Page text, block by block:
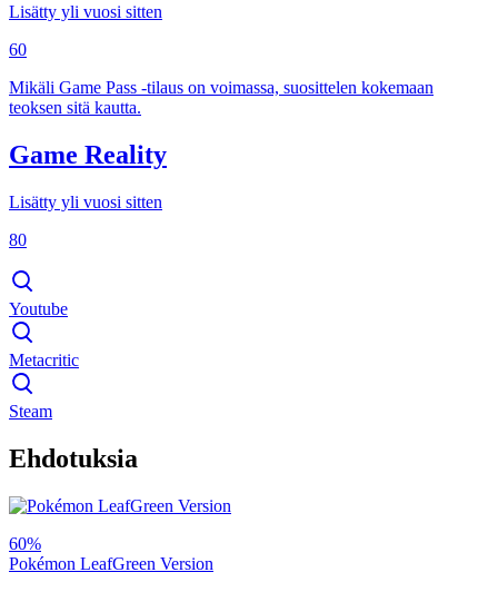
Lisätty yli vuosi sitten
60
Mikäli Game Pass -tilaus on voimassa, suosittelen kokemaan
teoksen sitä kautta.
Game Reality
Lisätty yli vuosi sitten
80
Youtube
Metacritic
Steam
Ehdotuksia
60%
Pokémon LeafGreen Version